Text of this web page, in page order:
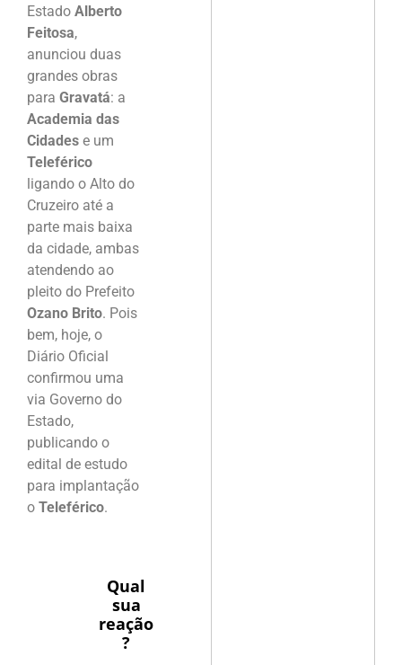
Estado Alberto
Feitosa,
anunciou duas
grandes obras
para Gravatá: a
Academia das
Cidades e um
Teleférico
ligando o Alto do
Cruzeiro até a
parte mais baixa
da cidade, ambas
atendendo ao
pleito do Prefeito
Ozano Brito. Pois
bem, hoje, o
Diário Oficial
confirmou uma
via Governo do
Estado,
publicando o
edital de estudo
para implantação
o Teleférico.
Qual
sua
reação
?